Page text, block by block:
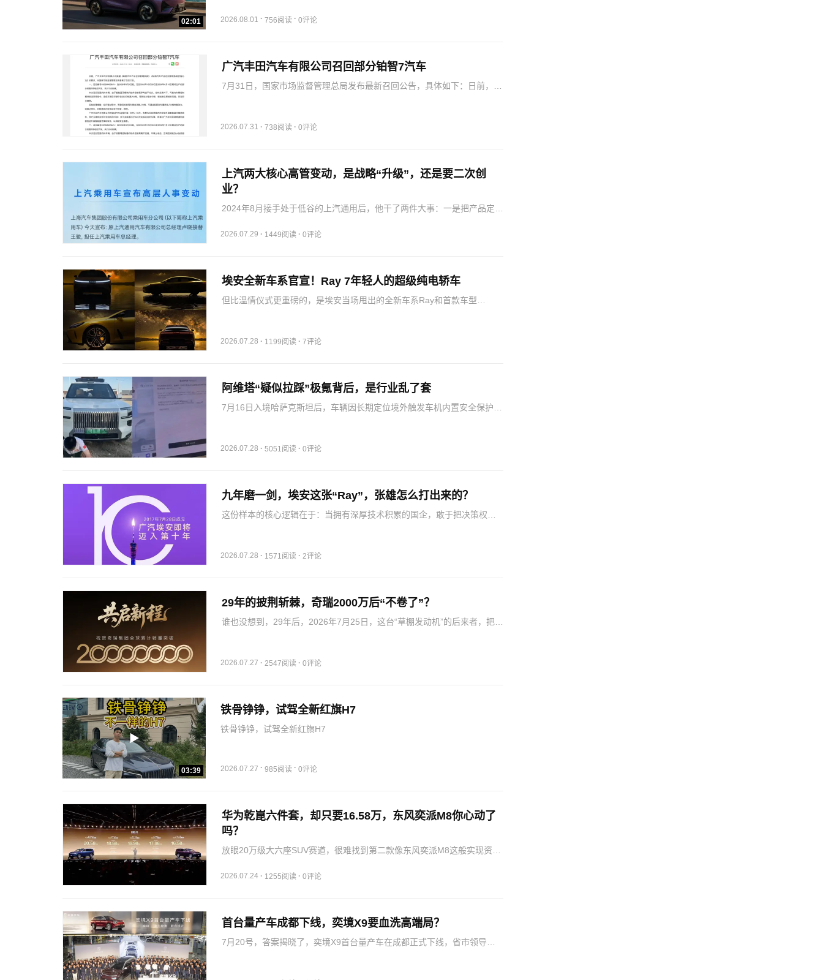
02:01 2026.08.01 · 756阅读 · 0评论
广汽丰田汽车有限公司召回部分铂智7汽车
7月31日，国家市场监督管理总局发布最新召回公告，具体如下：日前，广
划。召回编号…
2026.07.31 · 738阅读 · 0评论
上汽两大核心高管变动，是战略“升级”，还是要二次创
业？
2024年8月接手处于低谷的上汽通用后，他干了两件大事：一是把产品定义
覆盖轿车、SUV、MPV，兼容纯电、插混、增程三种动力；二是推出别克
2026.07.29 · 1449阅读 · 0评论
埃安全新车系官宣！Ray 7年轻人的超级纯电轿车
但比温情仪式更重磅的，是埃安当场甩出的全新车系Ray和首款车型
Ray7…
2026.07.28 · 1199阅读 · 7评论
阿维塔“疑似拉踩”极氪背后，是行业乱了套
7月16日入境哈萨克斯坦后，车辆因长期定位境外触发车机内置安全保护机
龙”，…
2026.07.28 · 5051阅读 · 0评论
九年磨一剑，埃安这张“Ray”，张雄怎么打出来的？
这份样本的核心逻辑在于：当拥有深厚技术积累的国企，敢于把决策权交
磨一剑，在埃安…
2026.07.28 · 1571阅读 · 2评论
29年的披荆斩棘，奇瑞2000万后“不卷了”？
谁也没想到，29年后，2026年7月25日，这台“草棚发动机”的后来者，把奇
2026.07.27 · 2547阅读 · 0评论
03:39
铁骨铮铮，试驾全新红旗H7
铁骨铮铮，试驾全新红旗H7
2026.07.27 · 985阅读 · 0评论
华为乾崑六件套，却只要16.58万，东风奕派M8你心动了
吗？
放眼20万级大六座SUV赛道，很难找到第二款像东风奕派M8这般实现资源
重核心优势集于一身，以及调校如此之好的底盘，综合产品力的壁垒层层
2026.07.24 · 1255阅读 · 0评论
首台量产车成都下线，奕境X9要血洗高端局？
7月20号，答案揭晓了，奕境X9首台量产车在成都正式下线，省市领导、